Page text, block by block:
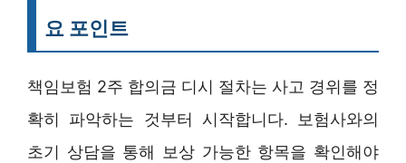
요 포인트
책임보험 2주 합의금 디시 절차는 사고 경위를 정
확히 파악하는 것부터 시작합니다. 보험사와의
초기 상담을 통해 보상 가능한 항목을 확인해야